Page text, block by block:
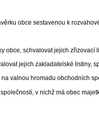
obce sestavenou k
obce, schvalovat jejich zřizovací
jejich zakladatelské listiny,
na valnou hromadu obchodních
v nichž má obec